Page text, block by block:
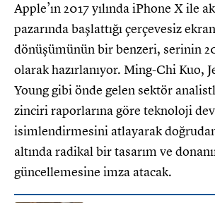
Apple’ın 2017 yılında iPhone X ile
pazarında başlattığı çerçevesiz
dönüşümünün bir benzeri, serinin
olarak hazırlanıyor. Ming-Chi Kuo,
Young gibi önde gelen sektör
zinciri raporlarına göre teknoloji
isimlendirmesini atlayarak
altında radikal bir tasarım ve
güncellemesine imza atacak.